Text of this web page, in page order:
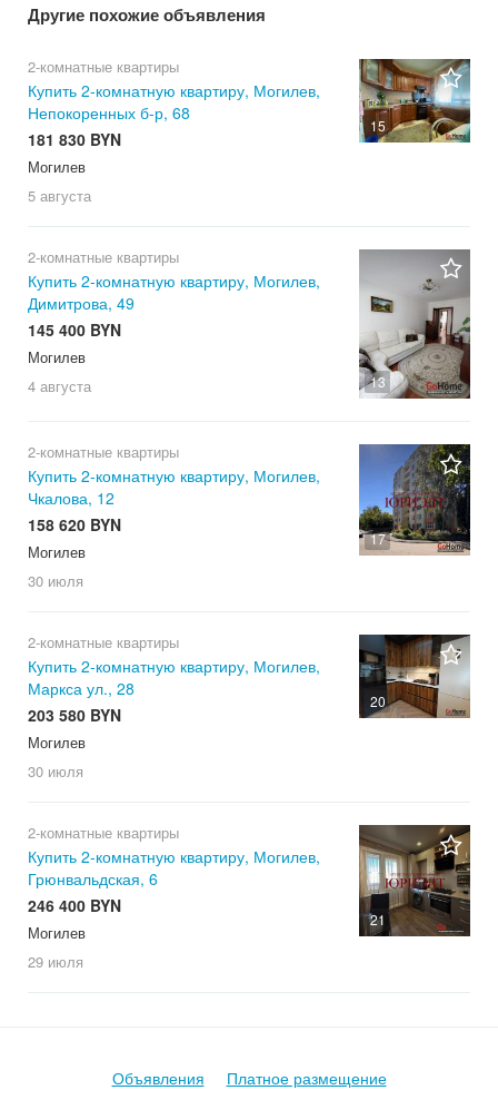
Другие похожие объявления
15
2-комнатные квартиры
Купить 2-комнатную квартиру, Могилев,
Непокоренных б-р, 68
181 830 BYN
Могилев
5 августа
13
2-комнатные квартиры
Купить 2-комнатную квартиру, Могилев,
Димитрова, 49
145 400 BYN
Могилев
4 августа
17
2-комнатные квартиры
Купить 2-комнатную квартиру, Могилев,
Чкалова, 12
158 620 BYN
Могилев
30 июля
20
2-комнатные квартиры
Купить 2-комнатную квартиру, Могилев,
Маркса ул., 28
203 580 BYN
Могилев
30 июля
21
2-комнатные квартиры
Купить 2-комнатную квартиру, Могилев,
Грюнвальдская, 6
246 400 BYN
Могилев
29 июля
Объявления Платное размещение